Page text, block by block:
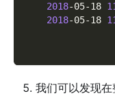
2018-05-18
2018-05-18
我们可以发现在